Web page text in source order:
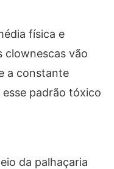
física e
clownescas vão
a constante
padrão tóxico
da palhaçaria